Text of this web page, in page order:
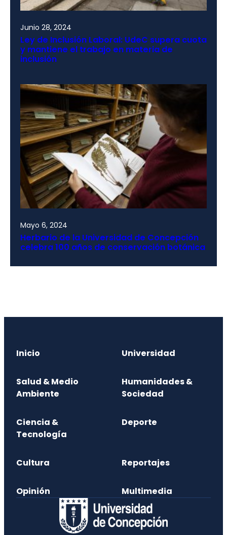
Junio 28, 2024
Ley de Inclusión Laboral: UdeC supera cuota
y mantiene el trabajo en materia de
inclusión
Mayo 6, 2024
Herbario de la Universidad de Concepción
celebra 100 años de conservación botánica
Inicio Universidad
Salud & Medio
Ambiente
Humanidades &
Sociedad
Ciencia &
Tecnología
Deporte
Cultura Reportajes
Opinión Multimedia